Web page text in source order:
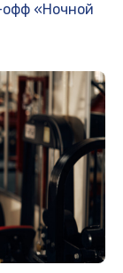
«Ночной